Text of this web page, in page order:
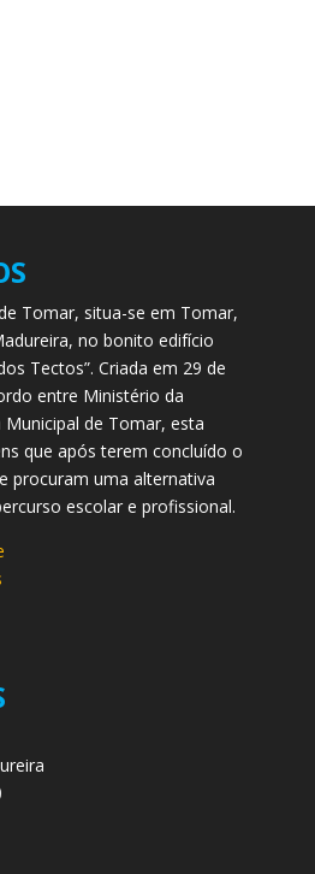
Tomar, situa-se em Tomar,
no bonito edifício
Tectos”. Criada em 29 de
entre Ministério da
Municipal de Tomar, esta
que após terem concluído o
procuram uma alternativa
escolar e profissional.